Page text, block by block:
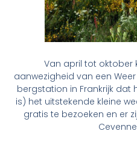
Van april tot oktober
aanwezigheid van een
bergstation in Frankrijk
is) het uitstekende kleine
gratis te bezoeken en er